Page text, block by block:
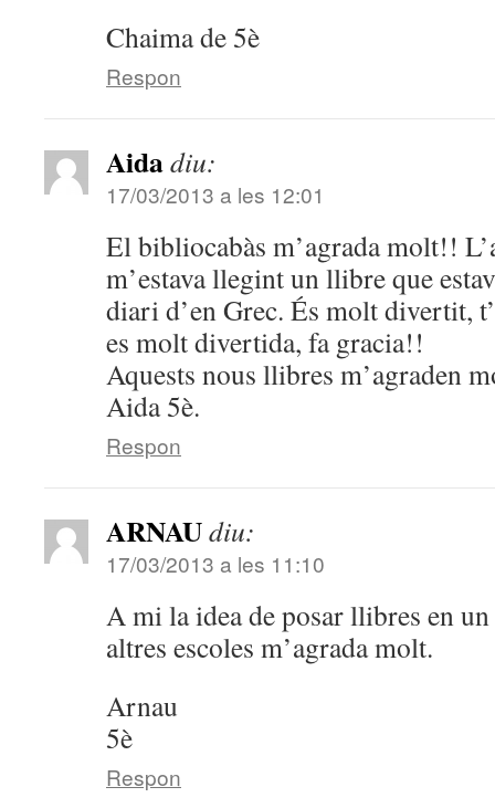
Chaima de 5è
Respon
Aidadiu:
17/03/2013 a les 12:01
El bibliocabàs m’agrada molt!!
m’estava llegint un llibre que
diari d’en Grec. És molt divertit,
es molt divertida, fa gracia!!
Aquests nous llibres m’agraden
Aida 5è.
Respon
ARNAUdiu:
17/03/2013 a les 11:10
A mi la idea de posar llibres en
altres escoles m’agrada molt.
Arnau
5è
Respon